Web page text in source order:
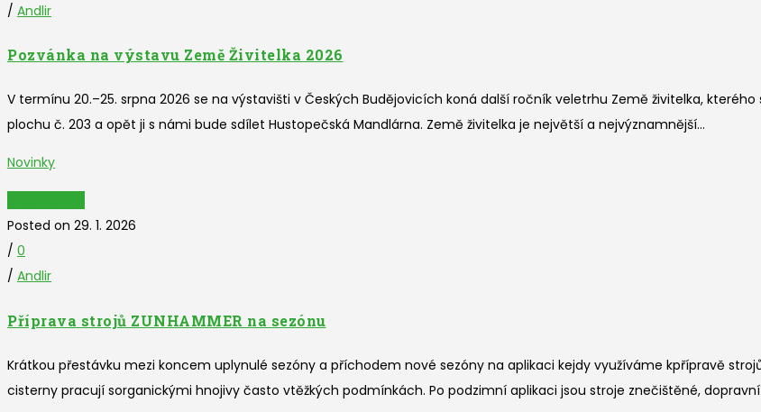
/ Andlir
Pozvánka na výstavu Země Živitelka 2026
V termínu 20.–25. srpna 2026 se na výstavišti v Českých Budějovicích koná další ročník veletrhu Země živitelka,
plochu č. 203 a opět ji s námi bude sdílet Hustopečská Mandlárna. Země živitelka je největší a nejvýznamnější...
Novinky
Posted on 29. 1. 2026
/ 0
/ Andlir
Příprava strojů ZUNHAMMER na sezónu
Krátkou přestávku mezi koncem uplynulé sezóny a příchodem nové sezóny na aplikaci kejdy využíváme kpřípravě
cisterny pracují sorganickými hnojivy často vtěžkých podmínkách. Po podzimní aplikaci jsou stroje znečištěné,